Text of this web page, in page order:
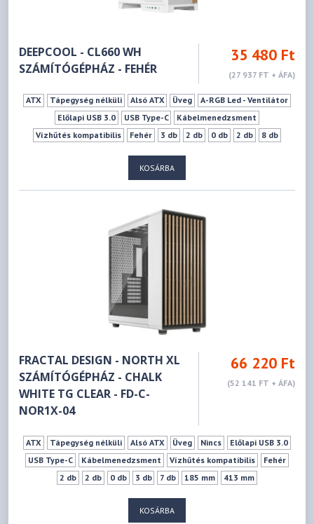
DEEPCOOL - CL660 WH
SZÁMÍTÓGÉPHÁZ - FEHÉR
35 480 Ft
(27 937 FT + ÁFA)
ATX Tápegység nélküli Alsó ATX Üveg
A-RGB Led - Ventilátor
Előlapi USB 3.0
USB Type-C
Kábelmenedzsment
Vízhűtés kompatibilis
Fehér 3 db 2 db 0 db 2 db
8 db
KOSÁRBA
FRACTAL DESIGN - NORTH XL
SZÁMÍTÓGÉPHÁZ - CHALK
WHITE TG CLEAR - FD-C-
NOR1X-04
66 220 Ft
(52 141 FT + ÁFA)
ATX Tápegység nélküli Alsó ATX Üveg Nincs
Előlapi USB 3.0
USB Type-C
Kábelmenedzsment Vízhűtés kompatibilis
Fehér
2 db
2 db 0 db 3 db 7 db 185 mm 413 mm
KOSÁRBA